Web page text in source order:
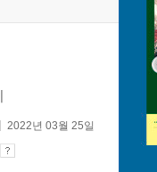
2022년 03월 25일